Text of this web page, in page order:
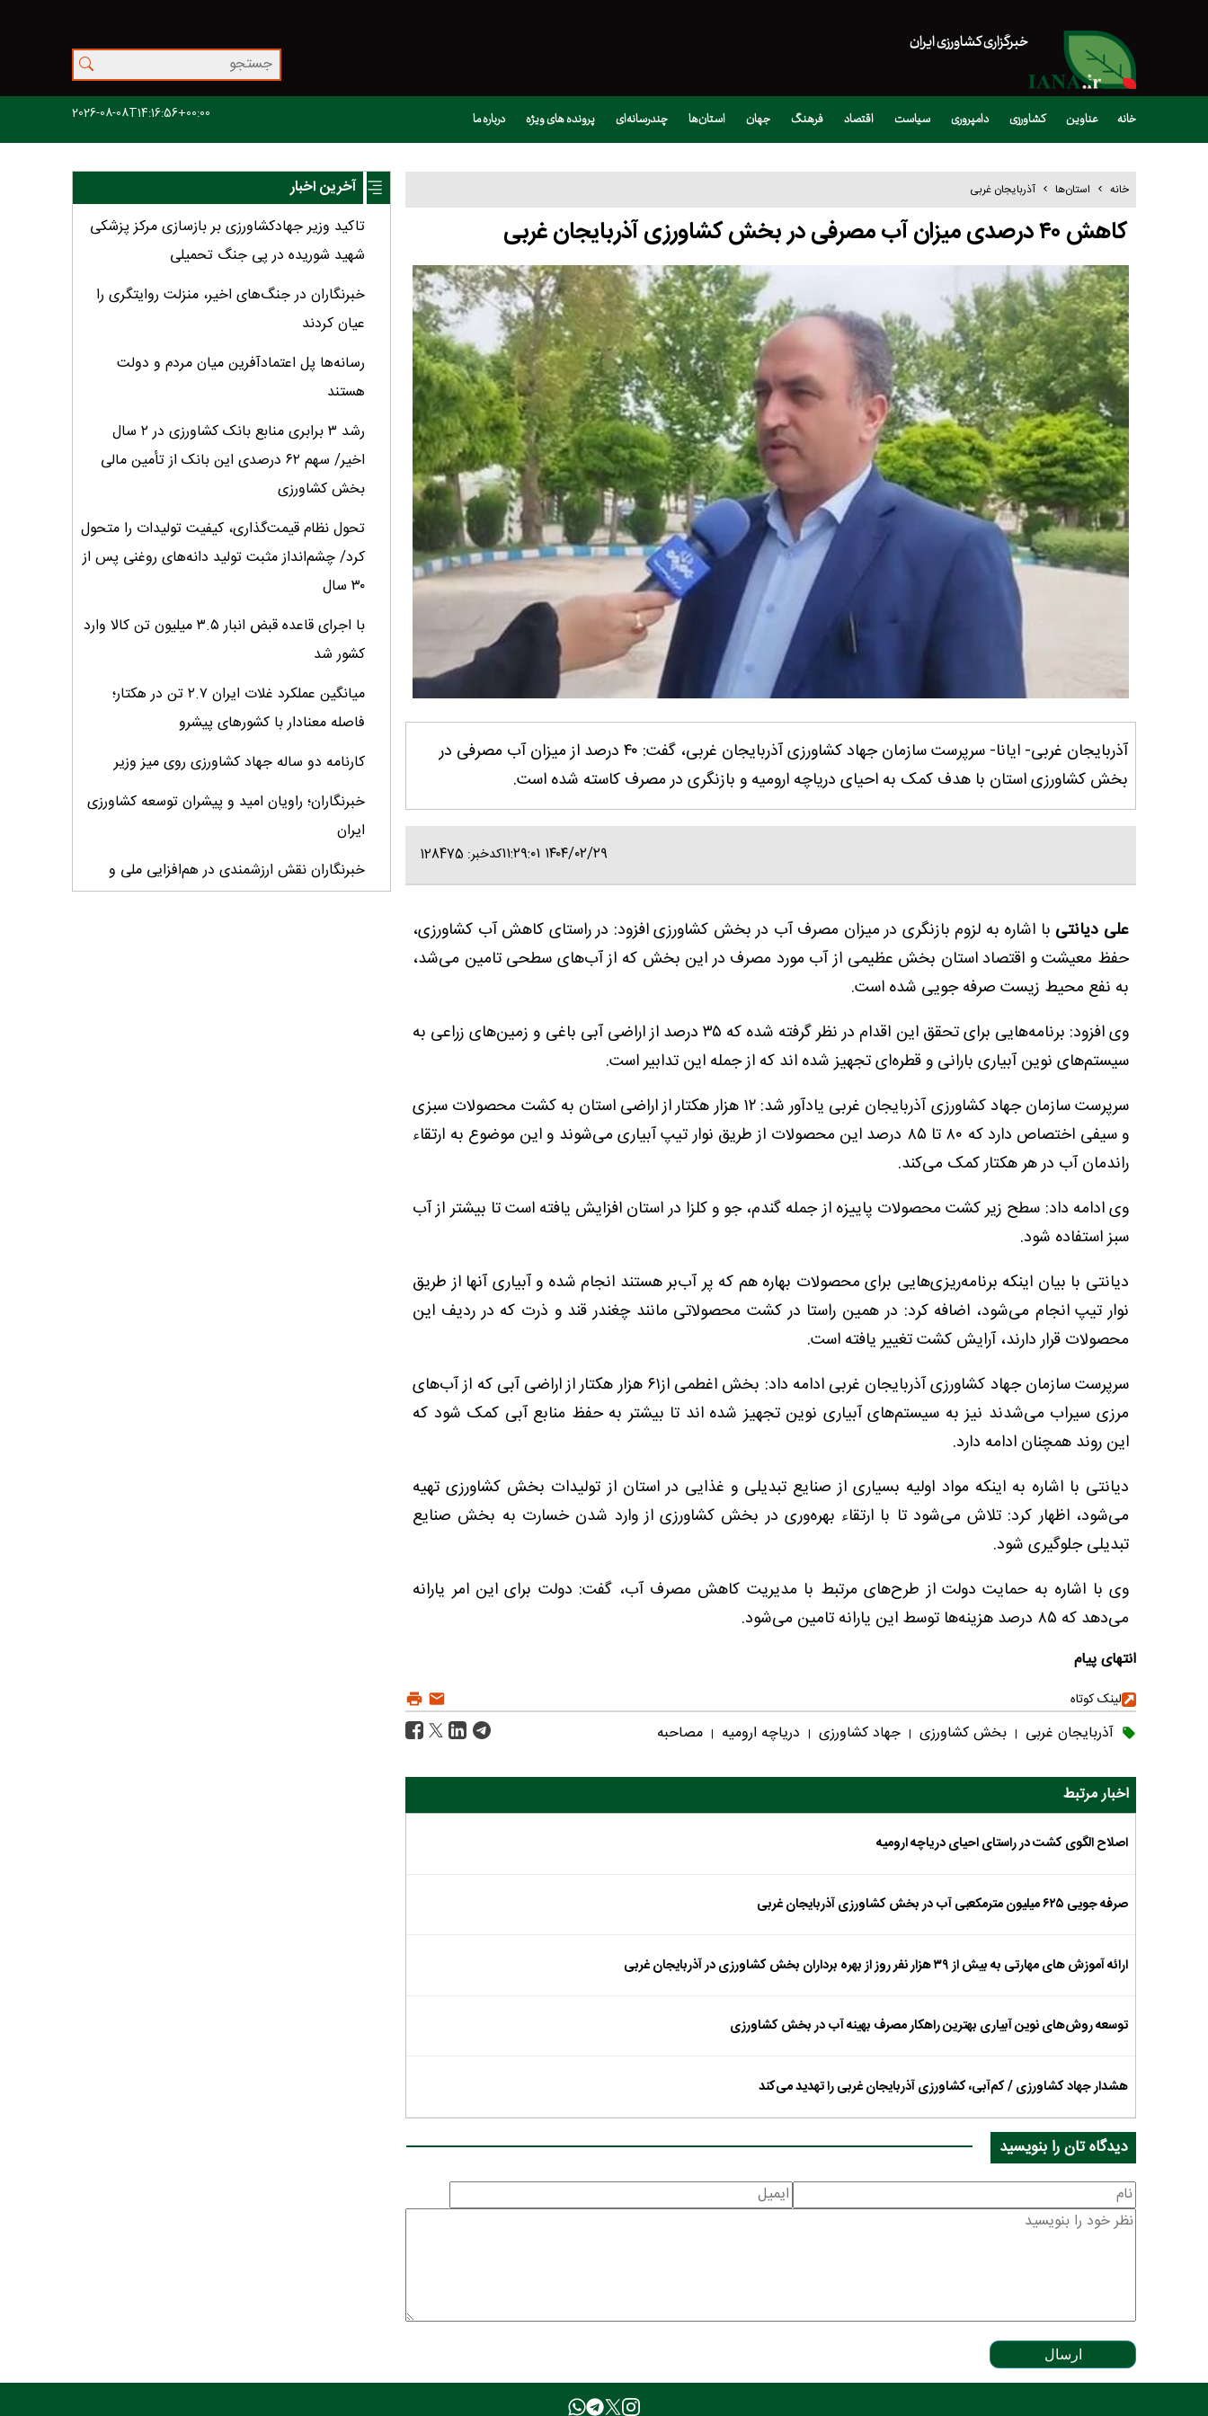
خبرگزاری کشاورزی ایران
خانه عناوین کشاورزی دامپروری سیاست اقتصاد فرهنگ جهان استان‌ها چندرسانه‌ای پرونده های ویژه درباره ما 2026-08-08T14:16:56+00:00
خانه استان‌ها آذربایجان غربی
کاهش ۴۰ درصدی میزان آب مصرفی در بخش کشاورزی آذربایجان غربی
آذربایجان غربی- ایانا- سرپرست سازمان جهاد کشاورزی آذربایجان غربی، گفت: ۴۰ درصد از میزان آب مصرفی در
بخش کشاورزی استان با هدف کمک به احیای دریاچه ارومیه و بازنگری در مصرف کاسته شده است.
۱۴۰۴/۰۲/۲۹ ۱۱:۲۹:۰۱ کدخبر: 128475
علی دیانتی با اشاره به لزوم بازنگری در میزان مصرف آب در بخش کشاورزی افزود: در راستای کاهش آب کشاورزی،
حفظ معیشت و اقتصاد استان بخش عظیمی از آب مورد مصرف در این بخش که از آب‌های سطحی تامین می‌شد،
به نفع محیط زیست صرفه جویی شده است.
وی افزود: برنامه‌هایی برای تحقق این اقدام در نظر گرفته شده که ۳۵ درصد از اراضی آبی باغی و زمین‌های زراعی به
سیستم‌های نوین آبیاری بارانی و قطره‌ای تجهیز شده اند که از جمله این تدابیر است.
سرپرست سازمان جهاد کشاورزی آذربایجان غربی یادآور شد: ۱۲ هزار هکتار از اراضی استان به کشت محصولات سبزی
و سیفی اختصاص دارد که ۸۰ تا ۸۵ درصد این محصولات از طریق نوار تیپ آبیاری می‌شوند و این موضوع به ارتقاء
راندمان آب در هر هکتار کمک می‌کند.
وی ادامه داد: سطح زیر کشت محصولات پاییزه از جمله گندم، جو و کلزا در استان افزایش یافته است تا بیشتر از آب
سبز استفاده شود.
دیانتی با بیان اینکه برنامه‌ریزی‌هایی برای محصولات بهاره هم که پر آب‌بر هستند انجام شده و آبیاری آنها از طریق
نوار تیپ انجام می‌شود، اضافه کرد: در همین راستا در کشت محصولاتی مانند چغندر قند و ذرت که در ردیف این
محصولات قرار دارند، آرایش کشت تغییر یافته است.
سرپرست سازمان جهاد کشاورزی آذربایجان غربی ادامه داد: بخش اغطمی از۶۱ هزار هکتار از اراضی آبی که از آب‌های
مرزی سیراب می‌شدند نیز به سیستم‌های آبیاری نوین تجهیز شده اند تا بیشتر به حفظ منابع آبی کمک شود که
این روند همچنان ادامه دارد.
دیانتی با اشاره به اینکه مواد اولیه بسیاری از صنایع تبدیلی و غذایی در استان از تولیدات بخش کشاورزی تهیه
می‌شود، اظهار کرد: تلاش می‌شود تا با ارتقاء بهره‌وری در بخش کشاورزی از وارد شدن خسارت به بخش صنایع
تبدیلی جلوگیری شود.
وی با اشاره به حمایت دولت از طرح‌های مرتبط با مدیریت کاهش مصرف آب، گفت: دولت برای این امر یارانه
می‌دهد که ۸۵ درصد هزینه‌ها توسط این یارانه تامین می‌شود.
انتهای پیام
لینک کوتاه
آذربایجان غربی | بخش کشاورزی | جهاد کشاورزی | دریاچه ارومیه | مصاحبه
اخبار مرتبط
اصلاح الگوی کشت در راستای احیای دریاچه ارومیه
صرفه جویی ۶۲۵ میلیون مترمکعبی آب در بخش کشاورزی آذربایجان غربی
ارائه آموزش های مهارتی به بیش از ۳۹ هزار نفر روز از بهره برداران بخش کشاورزی در آذربایجان غربی
توسعه روش‌های نوین آبیاری بهترین راهکار مصرف بهینه آب در بخش کشاورزی
هشدار جهاد کشاورزی / کم‌آبی، کشاورزی آذربایجان غربی را تهدید می‌کند
دیدگاه تان را بنویسید
ارسال
آخرین اخبار
تاکید وزیر جهادکشاورزی بر بازسازی مرکز پزشکی
شهید شوریده در پی جنگ تحمیلی
خبرنگاران در جنگ‌های اخیر، منزلت روایتگری را
عیان کردند
رسانه‌ها پل اعتمادآفرین میان مردم و دولت
هستند
رشد ۳ برابری منابع بانک کشاورزی در ۲ سال
اخیر/ سهم ۶۲ درصدی این بانک از تأمین مالی
بخش کشاورزی
تحول نظام قیمت‌گذاری، کیفیت تولیدات را متحول
کرد/ چشم‌انداز مثبت تولید دانه‌های روغنی پس از
۳۰ سال
با اجرای قاعده قبض انبار ۳.۵ میلیون تن کالا وارد
کشور شد
میانگین عملکرد غلات ایران ۲.۷ تن در هکتار؛
فاصله معنادار با کشورهای پیشرو
کارنامه دو ساله جهاد کشاورزی روی میز وزیر
خبرنگاران؛ راویان امید و پیشران توسعه کشاورزی
ایران
خبرنگاران نقش ارزشمندی در هم‌افزایی ملی و
پیشبرد اهداف توسعه کشور ایفا می‌کنند